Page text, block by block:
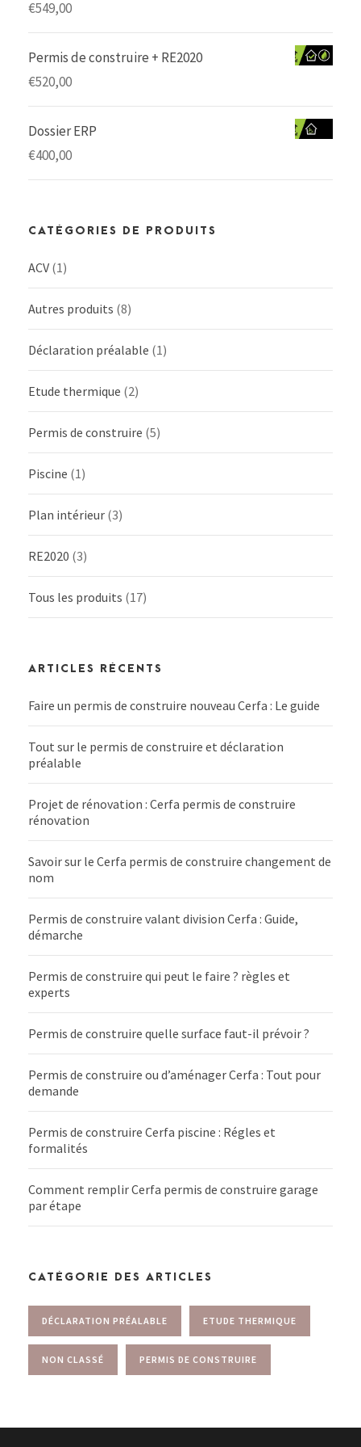
€549,00
Permis de construire + RE2020
€520,00
Dossier ERP
€400,00
CATÉGORIES DE PRODUITS
ACV (1)
Autres produits (8)
Déclaration préalable (1)
Etude thermique (2)
Permis de construire (5)
Piscine (1)
Plan intérieur (3)
RE2020 (3)
Tous les produits (17)
ARTICLES RÉCENTS
Faire un permis de construire nouveau Cerfa : Le guide
Tout sur le permis de construire et déclaration
préalable
Projet de rénovation : Cerfa permis de construire
rénovation
Savoir sur le Cerfa permis de construire changement de
nom
Permis de construire valant division Cerfa : Guide,
démarche
Permis de construire qui peut le faire ? règles et
experts
Permis de construire quelle surface faut-il prévoir ?
Permis de construire ou d’aménager Cerfa : Tout pour
demande
Permis de construire Cerfa piscine : Régles et
formalités
Comment remplir Cerfa permis de construire garage
par étape
CATÉGORIE DES ARTICLES
DÉCLARATION PRÉALABLE ETUDE THERMIQUE
NON CLASSÉ PERMIS DE CONSTRUIRE